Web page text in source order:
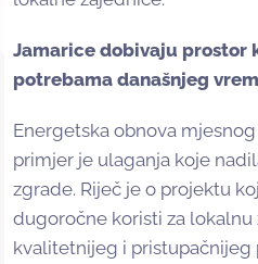
Jamarice dobivaju prostor
potrebama današnjeg
Energetska obnova
primjer je ulaganja koje
zgrade. Riječ je o projektu
dugoročne koristi za lokalnu
kvalitetnijeg i pristupačnijeg